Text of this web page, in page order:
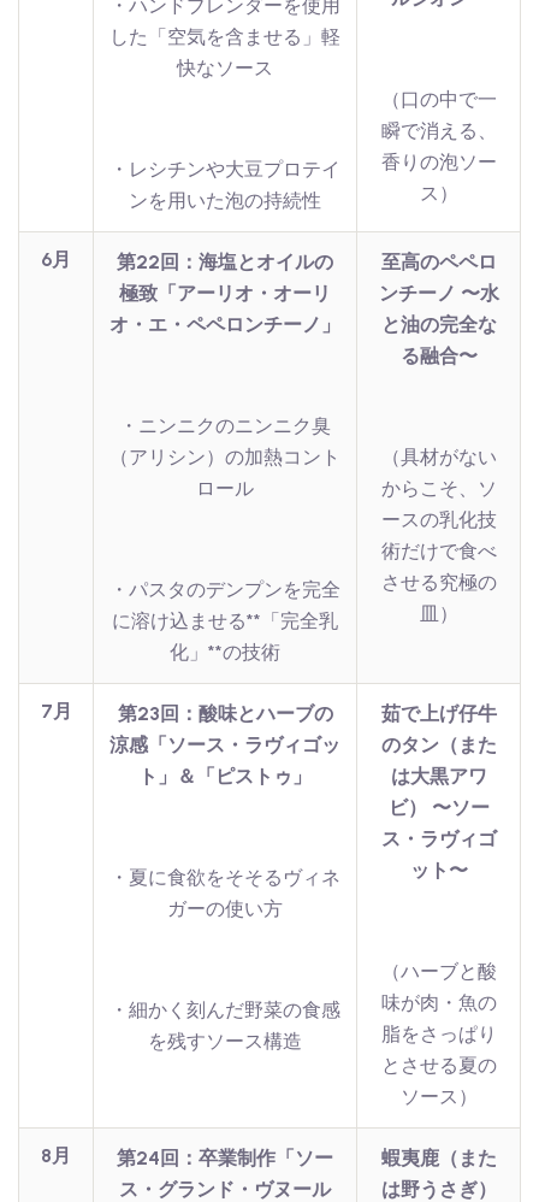
・ハンドブレンダーを使用
した「空気を含ませる」軽
快なソース
・レシチンや大豆プロテイ
ンを用いた泡の持続性
（口の中で一
瞬で消える、
香りの泡ソー
ス）
6月
第22回：海塩とオイルの
極致「アーリオ・オーリ
オ・エ・ペペロンチーノ」
・ニンニクのニンニク臭
（アリシン）の加熱コント
ロール
・パスタのデンプンを完全
に溶け込ませる**「完全乳
化」**の技術
至高のペペロ
ンチーノ 〜水
と油の完全な
る融合〜
（具材がない
からこそ、ソ
ースの乳化技
術だけで食べ
させる究極の
皿）
7月
第23回：酸味とハーブの
涼感「ソース・ラヴィゴッ
ト」＆「ピストゥ」
・夏に食欲をそそるヴィネ
ガーの使い方
・細かく刻んだ野菜の食感
を残すソース構造
茹で上げ仔牛
のタン（また
は大黒アワ
ビ） 〜ソー
ス・ラヴィゴ
ット〜
（ハーブと酸
味が肉・魚の
脂をさっぱり
とさせる夏の
ソース）
8月
第24回：卒業制作「ソー
ス・グランド・ヴヌール
蝦夷鹿（また
は野うさぎ）